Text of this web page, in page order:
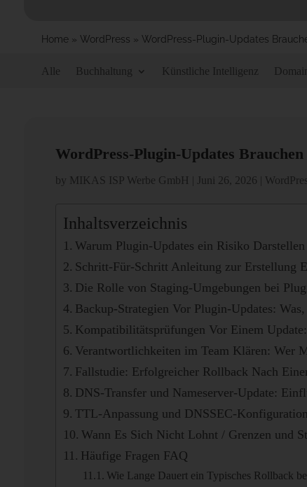
Home» WordPress » WordPress-Plugin-Updates
Alle Buchhaltung Künstliche Intelligenz
WordPress-Plugin-Updates
by MIKAS ISP Werbe GmbH Juni 26, 2026
Inhaltsverzeichnis
Warum Plugin-Updates ein Risiko Darstellen
Schritt-Für-Schritt Anleitung zur Erstellung
Die Rolle von Staging-Umgebungen bei
Backup-Strategien Vor Plugin-Updates:
Kompatibilitätsprüfungen Vor Einem
Verantwortlichkeiten im Team Klären: Wer
Fallstudie: Erfolgreicher Rollback Nach
DNS-Transfer und Nameserver-Update:
TTL-Anpassung und DNSSEC-
Wann Es Sich Nicht Lohnt / Grenzen und
Häufige Fragen FAQ
Wie Lange Dauert ein Typisches Rollback